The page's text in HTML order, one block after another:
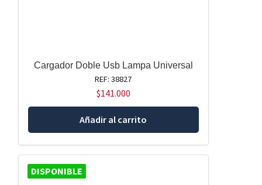
Cargador Doble Usb Lampa Universal
REF: 38827
$141.000
Añadir al carrito
DISPONIBLE